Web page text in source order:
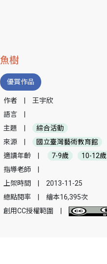
魚樹
優賞作品
作者
王宇欣
語言
主題
綜合活動
來源
國立臺灣藝術教育館
適讀年齡
7-9歲
10-12歲
指導老師
上架時間
2013-11-25
總點閱率
繪本16,395次
創用CC授權範圍